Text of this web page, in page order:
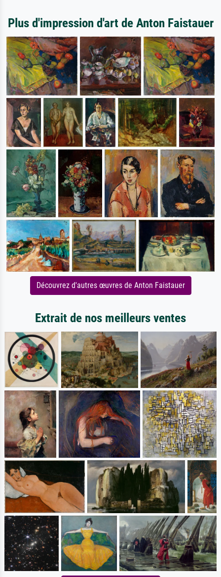
Plus d'impression d'art de Anton Faistauer
Découvrez d'autres œuvres de Anton Faistauer
Extrait de nos meilleurs ventes